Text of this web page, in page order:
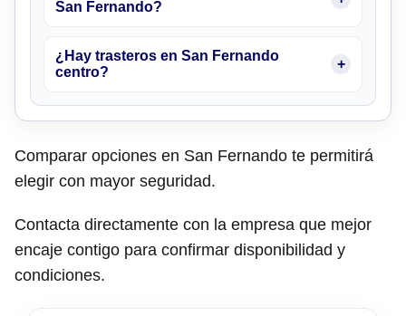
San Fernando?
¿Hay trasteros en San Fernando
centro?
Comparar opciones en San Fernando te permitirá
elegir con mayor seguridad.
Contacta directamente con la empresa que mejor
encaje contigo para confirmar disponibilidad y
condiciones.